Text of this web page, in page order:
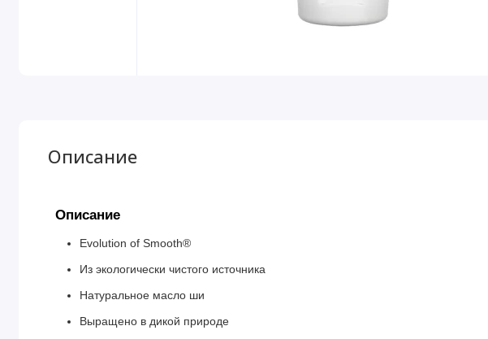
Описание
Описание
Evolution of Smooth®
Из экологически чистого источника
Натуральное масло ши
Выращено в дикой природе